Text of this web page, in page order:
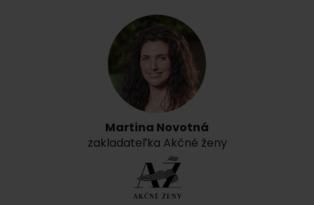
Martina Novotná
zakladateľka Akčné ženy